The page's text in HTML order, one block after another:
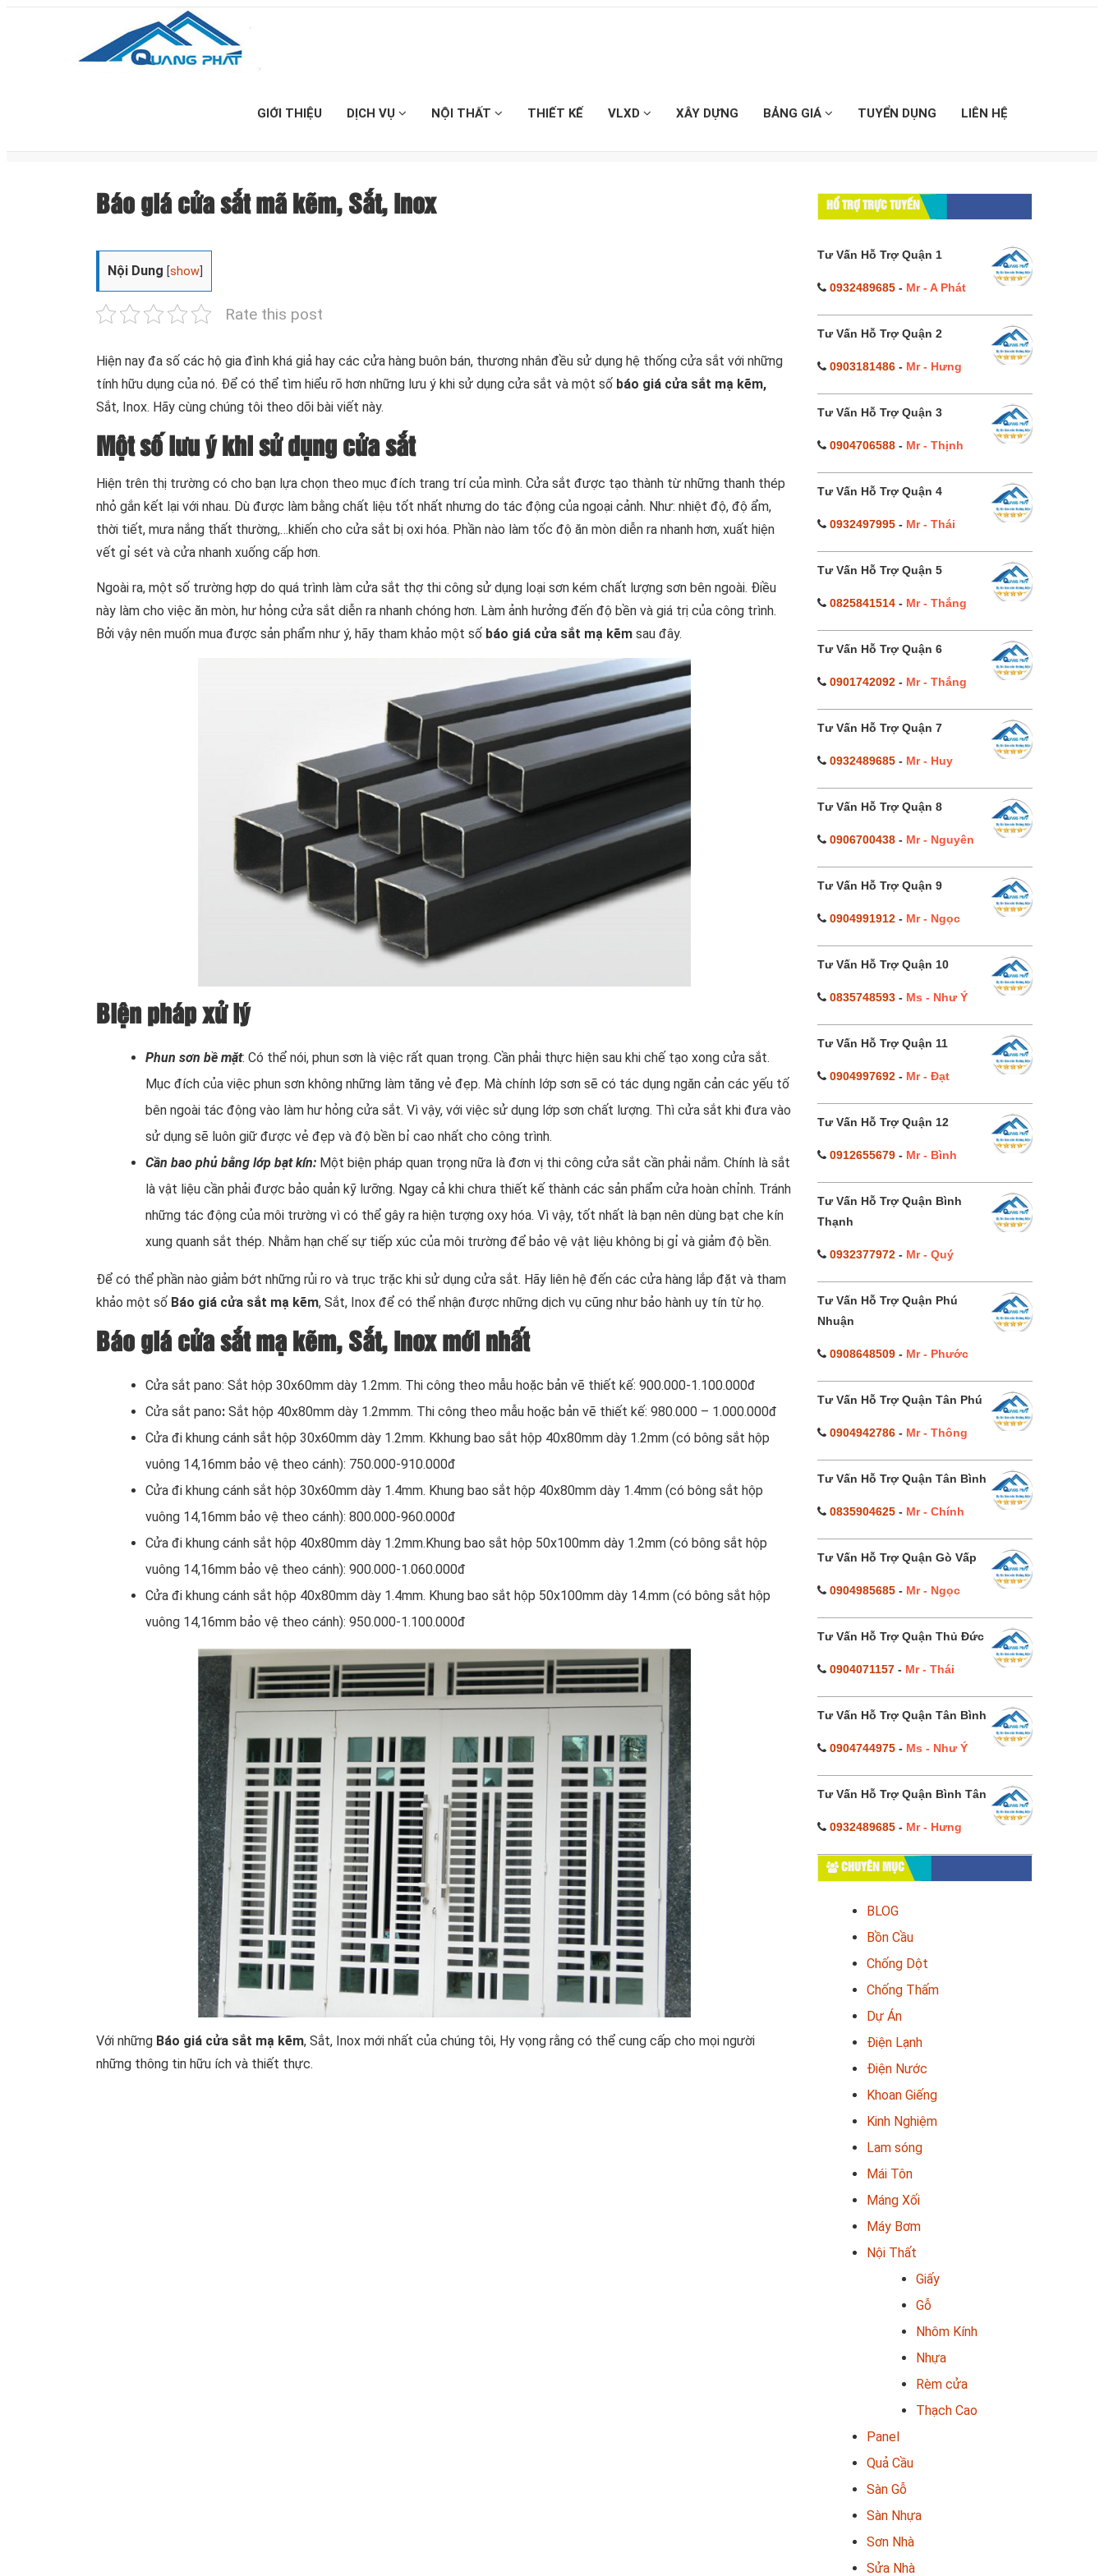
GIỚI THIỆU DỊCH VỤ NỘI THẤT THIẾT KẾ VLXD XÂY DỰNG BẢNG GIÁ TUYỂN DỤNG LIÊN HỆ
Báo giá cửa sắt mã kẽm, Sắt, Inox
Nội Dung [show
Rate this post
Hiện nay đa số các hộ gia đình khá giả hay các cửa hàng buôn bán, thương nhân đều sử dụng hệ thống cửa sắt với những
tính hữu dụng của nó. Để có thể tìm hiểu rõ hơn những lưu ý khi sử dụng cửa sắt và một số báo giá cửa sắt mạ kẽm,
Sắt, Inox. Hãy cùng chúng tôi theo dõi bài viết này.
Một số lưu ý khi sử dụng cửa sắt
Hiện trên thị trường có cho bạn lựa chọn theo mục đích trang trí của mình. Cửa sắt được tạo thành từ những thanh thép
nhỏ gắn kết lại với nhau. Dù được làm bằng chất liệu tốt nhất nhưng do tác động của ngoại cảnh. Như: nhiệt độ, độ ẩm,
thời tiết, mưa nắng thất thường,…khiến cho cửa sắt bị oxi hóa. Phần nào làm tốc độ ăn mòn diễn ra nhanh hơn, xuất hiện
vết gỉ sét và cửa nhanh xuống cấp hơn.
Ngoài ra, một số trường hợp do quá trình làm cửa sắt thợ thi công sử dụng loại sơn kém chất lượng sơn bên ngoài. Điều
này làm cho việc ăn mòn, hư hỏng cửa sắt diễn ra nhanh chóng hơn. Làm ảnh hưởng đến độ bền và giá trị của công trình.
Bởi vậy nên muốn mua được sản phẩm như ý, hãy tham khảo một số báo giá cửa sắt mạ kẽm sau đây.
Biện pháp xử lý
Phun sơn bề mặt: Có thể nói, phun sơn là việc rất quan trọng. Cần phải thực hiện sau khi chế tạo xong cửa sắt.
Mục đích của việc phun sơn không những làm tăng vẻ đẹp. Mà chính lớp sơn sẽ có tác dụng ngăn cản các yếu tố
bên ngoài tác động vào làm hư hỏng cửa sắt. Vì vậy, với việc sử dụng lớp sơn chất lượng. Thì cửa sắt khi đưa vào
sử dụng sẽ luôn giữ được vẻ đẹp và độ bền bỉ cao nhất cho công trình.
Cần bao phủ bằng lớp bạt kín: Một biện pháp quan trọng nữa là đơn vị thi công cửa sắt cần phải nắm. Chính là sắt
là vật liệu cần phải được bảo quản kỹ lưỡng. Ngay cả khi chưa thiết kế thành các sản phẩm cửa hoàn chỉnh. Tránh
những tác động của môi trường vì có thể gây ra hiện tượng oxy hóa. Vì vậy, tốt nhất là bạn nên dùng bạt che kín
xung quanh sắt thép. Nhằm hạn chế sự tiếp xúc của môi trường để bảo vệ vật liệu không bị gỉ và giảm độ bền.
Để có thể phần nào giảm bớt những rủi ro và trục trặc khi sử dụng cửa sắt. Hãy liên hệ đến các cửa hàng lắp đặt và tham
khảo một số Báo giá cửa sắt mạ kẽm, Sắt, Inox để có thể nhận được những dịch vụ cũng như bảo hành uy tín từ họ.
Báo giá cửa sắt mạ kẽm, Sắt, Inox mới nhất
Cửa sắt pano: Sắt hộp 30x60mm dày 1.2mm. Thi công theo mẫu hoặc bản vẽ thiết kế: 900.000-1.100.000đ
Cửa sắt pano: Sắt hộp 40x80mm dày 1.2mmm. Thi công theo mẫu hoặc bản vẽ thiết kế: 980.000 – 1.000.000đ
Cửa đi khung cánh sắt hộp 30x60mm dày 1.2mm. Kkhung bao sắt hộp 40x80mm dày 1.2mm (có bông sắt hộp
vuông 14,16mm bảo vệ theo cánh): 750.000-910.000đ
Cửa đi khung cánh sắt hộp 30x60mm dày 1.4mm. Khung bao sắt hộp 40x80mm dày 1.4mm (có bông sắt hộp
vuông 14,16mm bảo vệ theo cánh): 800.000-960.000đ
Cửa đi khung cánh sắt hộp 40x80mm dày 1.2mm.Khung bao sắt hộp 50x100mm dày 1.2mm (có bông sắt hộp
vuông 14,16mm bảo vệ theo cánh): 900.000-1.060.000đ
Cửa đi khung cánh sắt hộp 40x80mm dày 1.4mm. Khung bao sắt hộp 50x100mm dày 14.mm (có bông sắt hộp
vuông 14,16mm bảo vệ theo cánh): 950.000-1.100.000đ
Với những Báo giá cửa sắt mạ kẽm, Sắt, Inox mới nhất của chúng tôi, Hy vọng rằng có thể cung cấp cho mọi người
những thông tin hữu ích và thiết thực.
HỔ TRỢ TRỰC TUYẾN
Tư Vấn Hỗ Trợ Quận 1
0932489685- Mr - A Phát
Tư Vấn Hỗ Trợ Quận 2
0903181486- Mr - Hưng
Tư Vấn Hỗ Trợ Quận 3
0904706588- Mr - Thịnh
Tư Vấn Hỗ Trợ Quận 4
0932497995- Mr - Thái
Tư Vấn Hỗ Trợ Quận 5
0825841514- Mr - Thắng
Tư Vấn Hỗ Trợ Quận 6
0901742092- Mr - Thắng
Tư Vấn Hỗ Trợ Quận 7
0932489685- Mr - Huy
Tư Vấn Hỗ Trợ Quận 8
0906700438- Mr - Nguyên
Tư Vấn Hỗ Trợ Quận 9
0904991912- Mr - Ngọc
Tư Vấn Hỗ Trợ Quận 10
0835748593- Ms - Như Ý
Tư Vấn Hỗ Trợ Quận 11
0904997692- Mr - Đạt
Tư Vấn Hỗ Trợ Quận 12
0912655679- Mr - Bình
Tư Vấn Hỗ Trợ Quận Bình
Thạnh
0932377972- Mr - Quý
Tư Vấn Hỗ Trợ Quận Phú
Nhuận
0908648509- Mr - Phước
Tư Vấn Hỗ Trợ Quận Tân Phú
0904942786- Mr - Thông
Tư Vấn Hỗ Trợ Quận Tân Bình
0835904625- Mr - Chính
Tư Vấn Hỗ Trợ Quận Gò Vấp
0904985685- Mr - Ngọc
Tư Vấn Hỗ Trợ Quận Thủ Đức
0904071157- Mr - Thái
Tư Vấn Hỗ Trợ Quận Tân Bình
0904744975- Ms - Như Ý
Tư Vấn Hỗ Trợ Quận Bình Tân
0932489685- Mr - Hưng
CHUYÊN MỤC
BLOG
Bồn Cầu
Chống Dột
Chống Thấm
Dự Án
Điện Lạnh
Điện Nước
Khoan Giếng
Kinh Nghiệm
Lam sóng
Mái Tôn
Máng Xối
Máy Bơm
Nội Thất
Giấy
Gỗ
Nhôm Kính
Nhựa
Rèm cửa
Thạch Cao
Panel
Quả Cầu
Sàn Gỗ
Sàn Nhựa
Sơn Nhà
Sửa Nhà